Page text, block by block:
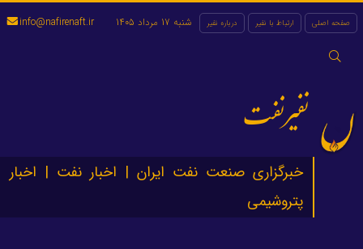
صفحه اصلی ارتباط با نفیر درباره نفیر
جستجو
شنبه 17 مرداد 1405 info@nafirenaft.ir
نفیرنفت
خبرگزاری صنعت نفت ایران | اخبار نفت | اخبار
پتروشیمی